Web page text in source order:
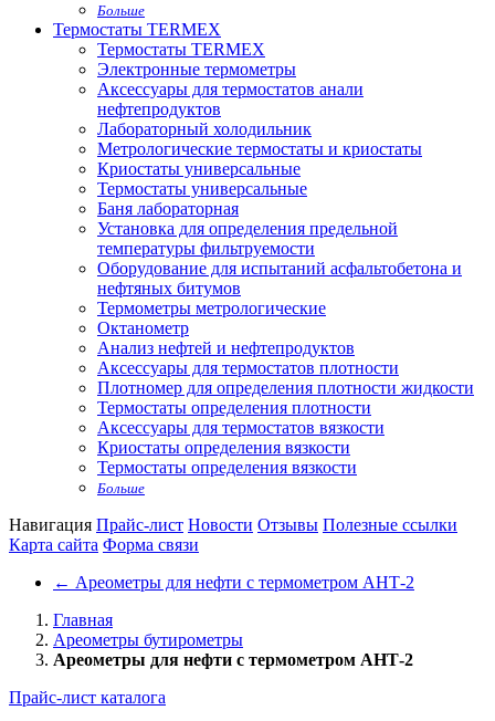
Больше
Термостаты TERMEX
Термостаты TERMEX
Электронные термометры
Аксессуары для термостатов анали
нефтепродуктов
Лабораторный холодильник
Метрологические термостаты и криостаты
Криостаты универсальные
Термостаты универсальные
Баня лабораторная
Установка для определения предельной
температуры фильтруемости
Оборудование для испытаний асфальтобетона и
нефтяных битумов
Термометры метрологические
Октанометр
Анализ нефтей и нефтепродуктов
Аксессуары для термостатов плотности
Плотномер для определения плотности жидкости
Термостаты определения плотности
Аксессуары для термостатов вязкости
Криостаты определения вязкости
Термостаты определения вязкости
Больше
Навигация Прайс-лист Новости Отзывы Полезные ссылки
Карта сайта Форма связи
← Ареометры для нефти с термометром АНТ-2
Главная
Ареометры бутирометры
Ареометры для нефти с термометром АНТ-2
Прайс-лист каталога